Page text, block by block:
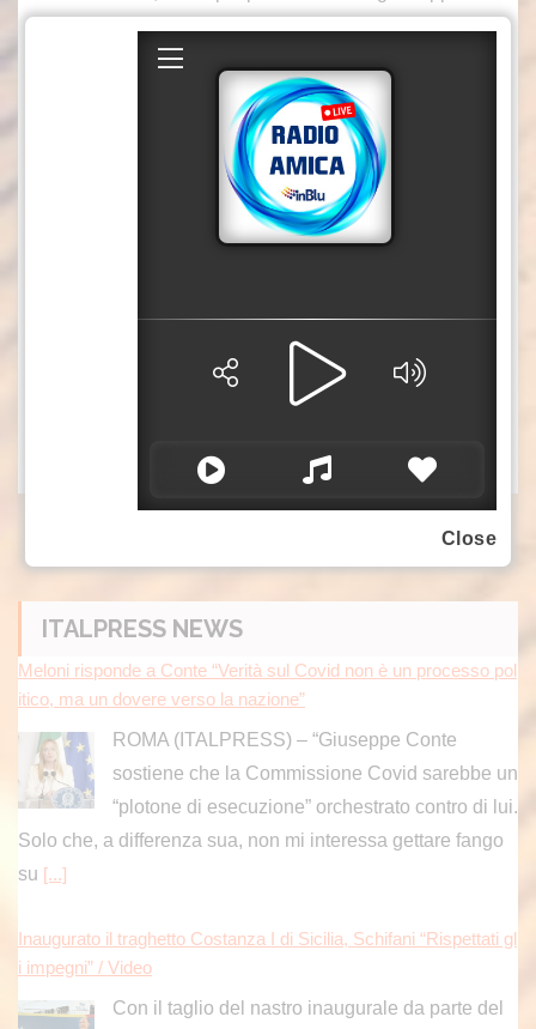
arrivare a comprendere molto prima e fare in
modo che la malattia non si verifichi. Bisogna
prendere le persone quando sono
relativamente sane e portarle a rafforzare lo
stato di salute”. Lo ha detto Paolo Tordiglione,
specialista in Anestesiologia e rianimazione,
intervistato per Medicina Top, format tv
dell’agenzia di stampa Italpress.
ITALPRESS NEWS
Meloni risponde a Conte “Verità sul Covid non è un processo pol
itico, ma un dovere verso la nazione”
ROMA (ITALPRESS) – “Giuseppe Conte
sostiene che la Commissione Covid sarebbe un
“plotone di esecuzione” orchestrato contro di lui.
Solo che, a differenza sua, non mi interessa gettare fango
su [...]
Inaugurato il traghetto Costanza I di Sicilia, Schifani “Rispettati gl
i impegni” / Video
Con il taglio del nastro inaugurale da parte del
Close